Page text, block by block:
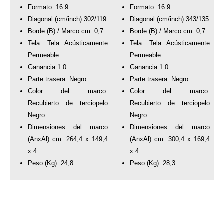
Formato: 16:9
Diagonal (cm/inch) 302/119
Borde (B) / Marco cm: 0,7
Tela: Tela Acústicamente
Permeable
Ganancia 1.0
Parte trasera: Negro
Color del marco:
Recubierto de terciopelo
Negro
Dimensiones del marco
(AnxAl) cm: 264,4 x 149,4
x 4
Peso (Kg): 24,8
Formato: 16:9
Diagonal (cm/inch) 343/135
Borde (B) / Marco cm: 0,7
Tela: Tela Acústicamente
Permeable
Ganancia 1.0
Parte trasera: Negro
Color del marco:
Recubierto de terciopelo
Negro
Dimensiones del marco
(AnxAl) cm: 300,4 x 169,4
x 4
Peso (Kg): 28,3